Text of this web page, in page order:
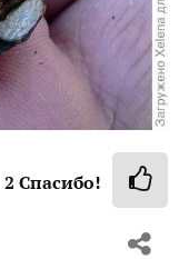
2 Спасибо!